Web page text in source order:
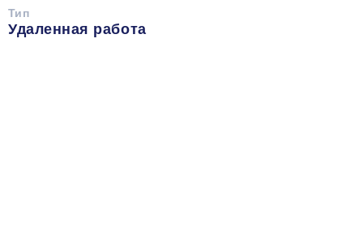
Тип
Удаленная работа